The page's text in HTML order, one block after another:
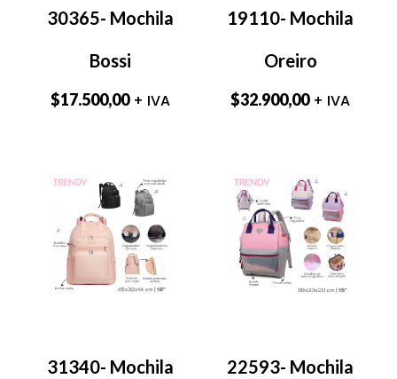
30365- Mochila
Bossi
$17.500,00 + IVA
19110- Mochila
Oreiro
$32.900,00 + IVA
31340- Mochila
22593- Mochila